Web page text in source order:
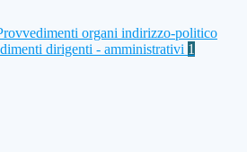
organi indirizzo-politico
dirigenti - amministrativi 1